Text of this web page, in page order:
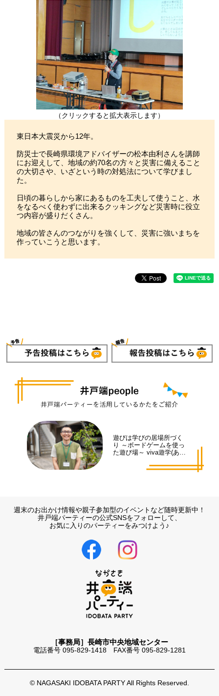
（クリックすると拡大表示します）
東日本大震災から12年。
防災士で長崎県環境アドバイザーの松本由利さんを講師
にお迎えして、地域の約70名の方々と災害に備えること
の大切さや、いざという時の対処法について学びまし
た。
日頃の暮らしから家にあるものを工夫して使うこと、水
をなるべく使わずに出来るクッキングなど災害時に役立
つ内容が盛りだくさん。
地域の皆さんのつながりを強くして、災害に強いまちを
作っていこうと思います。
遊びは学びの居場所づく
り ～ボードゲームを使っ
た遊び場～ viva遊学(あそ
週末のお出かけ情報や親子参加型のイベントなど随時更新中！
井戸端パーティーの公式SNSをフォローして、
お気に入りのパーティーをみつけよう♪
［事務局］長崎市中央地域センター
電話番号 095-829-1418 FAX番号 095-829-1281
© NAGASAKI IDOBATA PARTY All Rights Reserved.